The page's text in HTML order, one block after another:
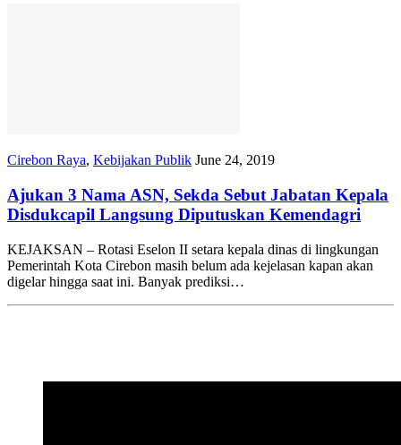
Cirebon Raya, Kebijakan Publik June 24, 2019
Ajukan 3 Nama ASN, Sekda Sebut Jabatan Kepala
Disdukcapil Langsung Diputuskan Kemendagri
KEJAKSAN – Rotasi Eselon II setara kepala dinas di lingkungan
Pemerintah Kota Cirebon masih belum ada kejelasan kapan akan
digelar hingga saat ini. Banyak prediksi…